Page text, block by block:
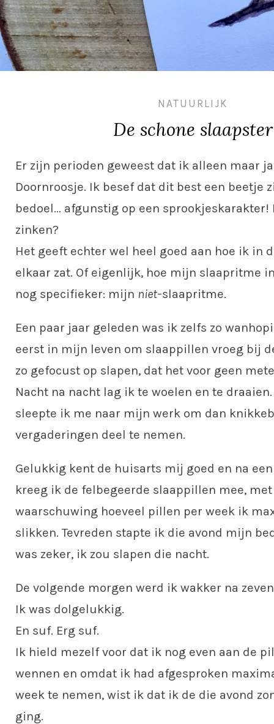
NATUURLIJK
De schone slaapster
Er zijn perioden geweest dat ik alleen maar
Doornroosje. Ik besef dat dit best een beetje
bedoel… afgunstig op een sprookjeskarakter!
zinken?
Het geeft echter wel heel goed aan hoe ik in
elkaar zat. Of eigenlijk, hoe mijn slaapritme
nog specifieker: mijn niet-slaapritme.
Een paar jaar geleden was ik zelfs zo
eerst in mijn leven om slaappillen vroeg bij
zo gefocust op slapen, dat het voor geen
Nacht na nacht lag ik te woelen en te draaien.
sleepte ik me naar mijn werk om dan
vergaderingen deel te nemen.
Gelukkig kent de huisarts mij goed en na
kreeg ik de felbegeerde slaappillen mee,
waarschuwing hoeveel pillen per week ik
slikken. Tevreden stapte ik die avond mijn
was zeker, ik zou slapen die nacht.
De volgende morgen werd ik wakker na
Ik was dolgelukkig.
En suf. Erg suf.
Ik hield mezelf voor dat ik nog even aan de
wennen en omdat ik had afgesproken
week te nemen, wist ik dat ik de die avond
ging.